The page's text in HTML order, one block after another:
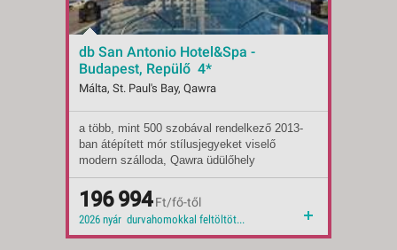
2026 nyár durvahomokkal feltöltött strand all inclusive közeli tengerpart 2026 2026 ősz
db San Antonio Hotel&Spa -
Budapest, Repülő 4*
Málta, St. Paul's Bay, Qawra
Indulások:
2026.08.21-tól
Időpontok:
26 db
Ellátás:
all inclusive
Típus:
Tengerparti üdülés
Besorolás:
Szállás:
Hotel
Utazás:
menetrendszerinti járattal
a több, mint 500 szobával rendelkező 2013-
ban átépített mór stílusjegyeket viselő
modern szálloda, Qawra üdülőhely
központjában található, a hangulatos
tengerparti sétánytól és a strandtól (nyári
időszakban durvahomokkal feltöltött)
mindössze 100-150 méterre.
196 994Ft/fő-től